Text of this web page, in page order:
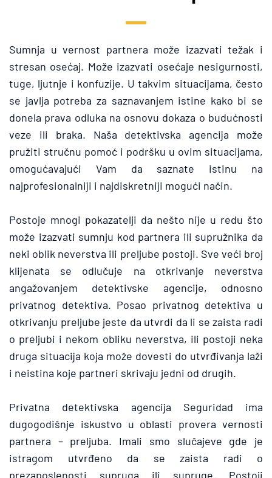
Sumnja u vernost partnera može izazvati težak i
stresan osećaj. Može izazvati osećaje nesigurnosti,
tuge, ljutnje i konfuzije. U takvim situacijama, često
se javlja potreba za saznavanjem istine kako bi se
donela prava odluka na osnovu dokaza o budućnosti
veze ili braka. Naša detektivska agencija može
pružiti stručnu pomoć i podršku u ovim situacijama,
omogućavajući Vam da saznate istinu na
najprofesionalniji i najdiskretniji mogući način.
Postoje mnogi pokazatelji da nešto nije u redu što
može izazvati sumnju kod partnera ili supružnika da
neki oblik neverstva ili preljube postoji. Sve veći broj
klijenata se odlučuje na otkrivanje neverstva
angažovanjem detektivske agencije, odnosno
privatnog detektiva. Posao privatnog detektiva u
otkrivanju preljube jeste da utvrdi da li se zaista radi
o preljubi i nekom obliku neverstva, ili postoji neka
druga situacija koja može dovesti do utvrđivanja laži
i neistina koje partneri skrivaju jedni od drugih.
Privatna detektivska agencija Seguridad ima
dugogodišnje iskustvo u oblasti provera vernosti
partnera – preljuba. Imali smo slučajeve gde je
istragom utvrđeno da se zaista radi o
prezaposlenosti supruga ili supruge. Postoji